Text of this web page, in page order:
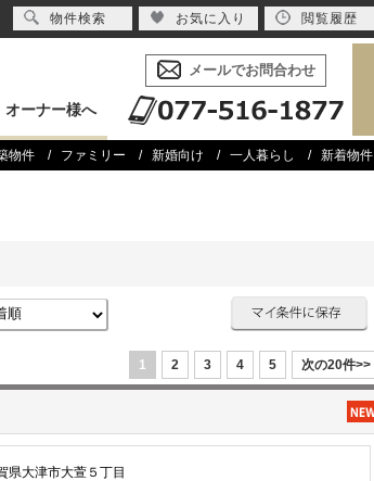
オーナー様へ
メールでお問合わせ
物件 ファミリー 新婚向け 一人暮らし 新着物件
1 2 3 4 5 次の20件>>
県大津市大萱５丁目
物件検索 お気に入り 閲覧履歴